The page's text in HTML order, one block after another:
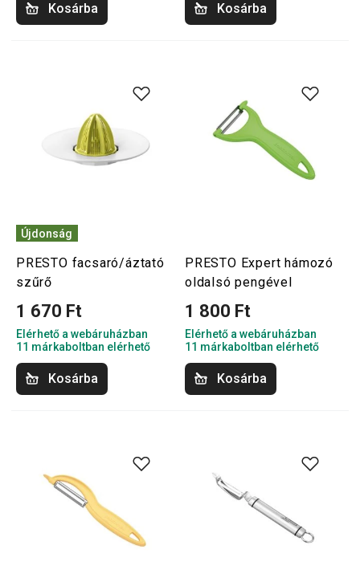
Kosárba Kosárba
Újdonság
PRESTO facsaró/áztató
szűrő
1 670 Ft
Elérhető a webáruházban
11 márkaboltban elérhető
Kosárba
PRESTO Expert hámozó
oldalsó pengével
1 800 Ft
Elérhető a webáruházban
11 márkaboltban elérhető
Kosárba